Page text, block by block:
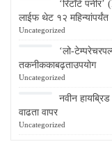
‘रिटॉर्ट
लाईफ थेट १२ महिन्यांपर्यंत
Uncategorized
‘लो-
तकनीककाबढ़ताउपयोग
Uncategorized
नवीन
वाढता वापर
Uncategorized